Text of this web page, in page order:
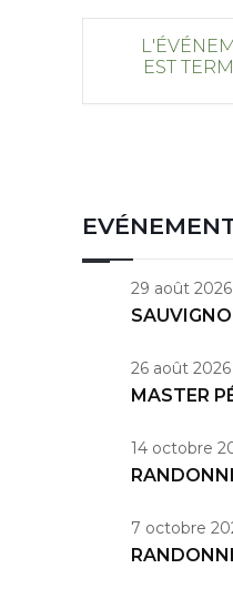
EST
29 août 2026
26 août 2026
MASTER
14 octobre
7 octobre